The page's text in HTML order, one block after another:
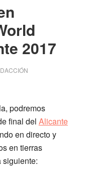
2017
podremos
final del Alicante
en directo y
en tierras
siguiente: